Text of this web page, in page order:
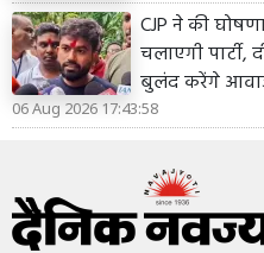
CJP ने की
चलाएगी
बुलंद करेंगे
06 Aug 2026 17:43:58